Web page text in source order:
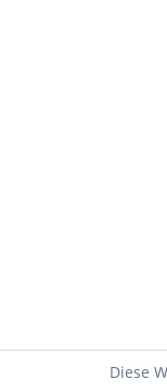
Diese